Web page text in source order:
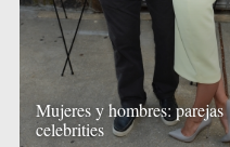
Mujeres y hombres: parejas
celebrities